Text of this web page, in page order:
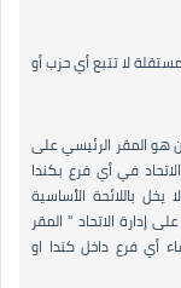
لا تتبع أي حزب أو
هو المقر الرئيسي على
في أي فرع بكندا
يخل باللائحة الأساسية
إدارة الاتحاد " المقر
أي فرع داخل كندا او